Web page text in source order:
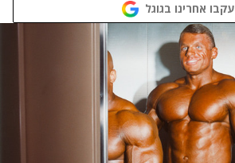
עקבו אחרינו בגוגל